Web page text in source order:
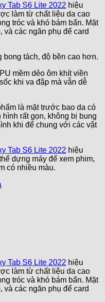
Tab S6 Lite 2022 hiệu
làm từ chất liệu da cao
tróc và khó bám bẩn. Mặt
các ngăn phụ để card
bong tách, độ bền cao hơn.
mềm dẻo ôm khít viền
khi va đập mà vẫn dễ
là mặt trước bao da có
rất gọn, không bị bung
khi để chung với các vật
Tab S6 Lite 2022 hiệu
dựng máy để xem phim,
có nhiều màu.
Tab S6 Lite 2022 hiệu
làm từ chất liệu da cao
tróc và khó bám bẩn. Mặt
các ngăn phụ để card